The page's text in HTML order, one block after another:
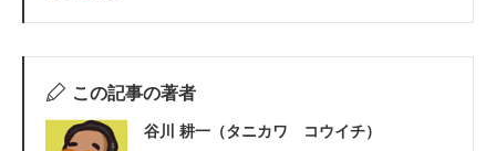
この記事の著者
谷川 耕一（タニカワ コウイチ）